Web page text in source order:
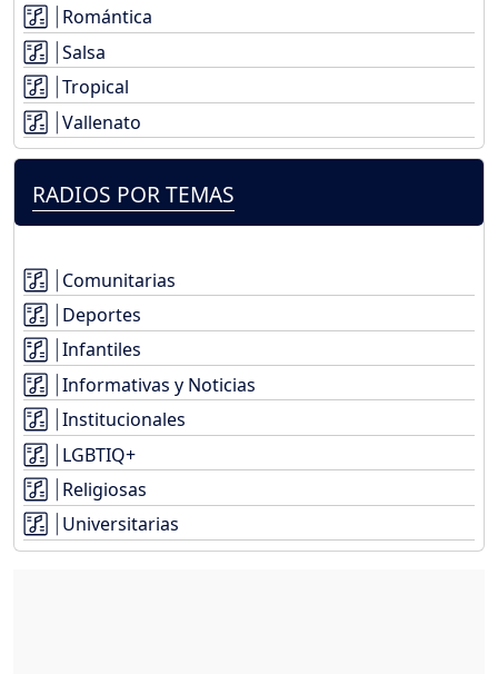
Romántica
Salsa
Tropical
Vallenato
RADIOS POR TEMAS
Comunitarias
Deportes
Infantiles
Informativas y Noticias
Institucionales
LGBTIQ+
Religiosas
Universitarias